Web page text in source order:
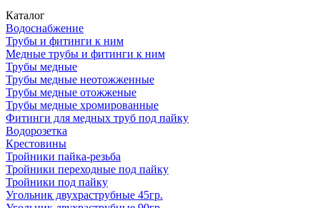
Каталог
Водоснабжение
Трубы и фитинги к ним
Медные трубы и фитинги к ним
Трубы медные
Трубы медные неотожженные
Трубы медные отожженые
Трубы медные хромированные
Фитинги для медных труб под пайку
Водорозетка
Крестовины
Тройники пайка-резьба
Тройники переходные под пайку
Тройники под пайку
Угольник двухраструбные 45гр.